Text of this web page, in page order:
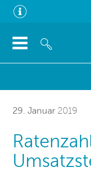
29. Januar 2019